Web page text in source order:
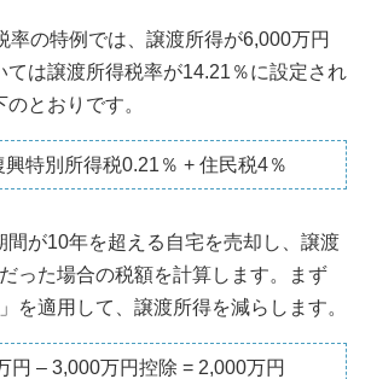
率の特例では、譲渡所得が6,000万円
ては譲渡所得税率が14.21％に設定され
とおりです。
興特別所得税0.21％ + 住民税4％
間が10年を超える自宅を売却し、譲渡
った場合の税額を計算します。まず
を適用して、譲渡所得を減らします。
円 – 3,000万円控除 = 2,000万円